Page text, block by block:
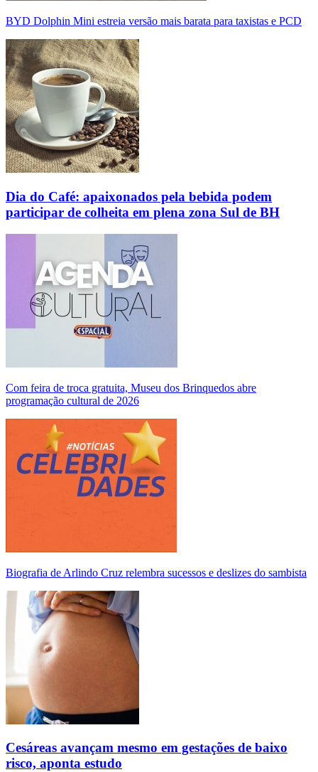
BYD Dolphin Mini estreia versão mais barata para taxistas e PCD
Dia do Café: apaixonados pela bebida podem
participar de colheita em plena zona Sul de BH
Com feira de troca gratuita, Museu dos Brinquedos abre
programação cultural de 2026
Biografia de Arlindo Cruz relembra sucessos e deslizes do sambista
Cesáreas avançam mesmo em gestações de baixo
risco, aponta estudo